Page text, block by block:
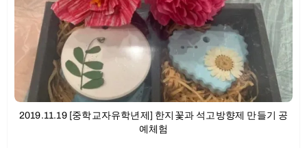
2019.11.19 [중학교자유학년제] 한지꽃과 석고방향제 만들기 공
예체험